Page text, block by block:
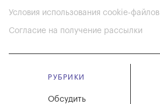
Условия использования cookie-файлов
Согласие на получение рассылки
РУБРИКИ
Обсудить